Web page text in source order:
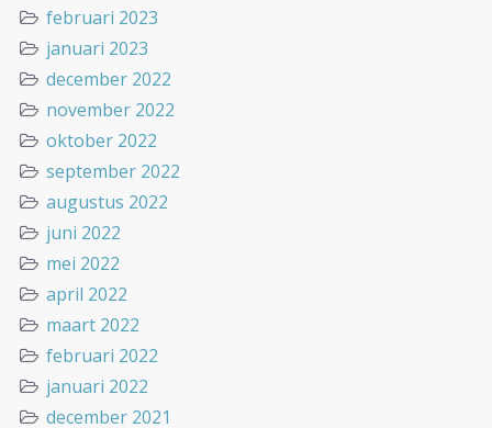
februari 2023
januari 2023
december 2022
november 2022
oktober 2022
september 2022
augustus 2022
juni 2022
mei 2022
april 2022
maart 2022
februari 2022
januari 2022
december 2021